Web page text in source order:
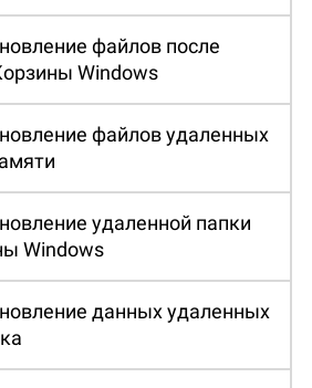
файлов после
Windows
файлов удаленных
удаленной папки
Windows
данных удаленных